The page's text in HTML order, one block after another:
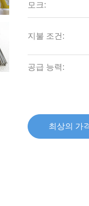
모크:
지불 조건:
공급 능력:
최상의 가